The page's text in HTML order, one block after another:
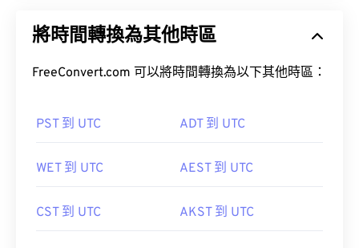
將時間轉換為其他時區
FreeConvert.com 可以將時間轉換為以下其他時區：
PST 到 UTC ADT 到 UTC
WET 到 UTC AEST 到 UTC
CST 到 UTC AKST 到 UTC